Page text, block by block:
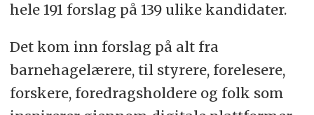
hele 191 forslag på 139 ulike kandidater.
Det kom inn forslag på alt fra
barnehagelærere, til styrere, forelesere,
forskere, foredragsholdere og folk som